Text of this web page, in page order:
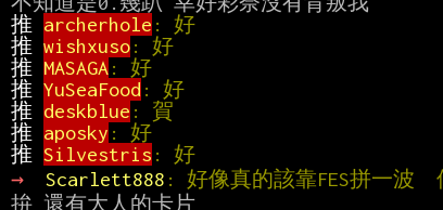
推 archerhole :
推 wishxuso:
推 MASAGA:
推 YuSeaFood :
推 deskblue :
推 aposky :
推 Silvestris :
→
Scarlett888 : 好像真的該靠FES拼一波